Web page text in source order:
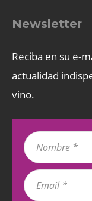
Newsletter
Reciba en su e-
actualidad
vino.